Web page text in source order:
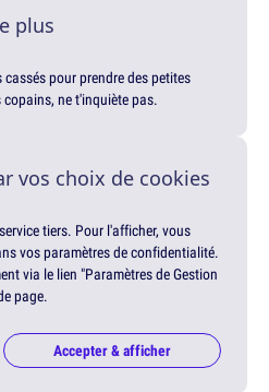
plus
pour prendre des petites
ne t'inquiète pas.
vos choix de cookies
tiers. Pour l'afficher, vous
vos paramètres de confidentialité.
via le lien "Paramètres de Gestion
page.
Accepter & afficher